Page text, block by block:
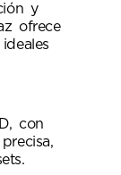
y
ofrece
con